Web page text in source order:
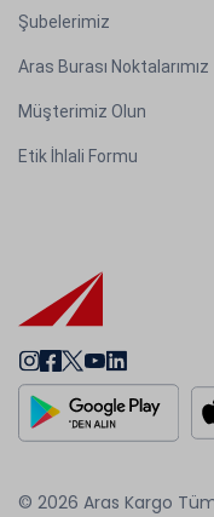
Şubelerimiz
Aras Burası Noktalarımız
Müşterimiz Olun
Etik İhlali Formu
© 2026 Aras Kargo Tüm